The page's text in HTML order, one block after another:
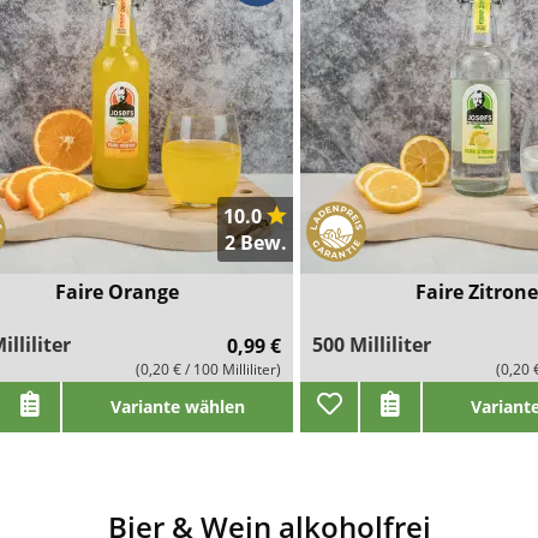
10.0
2 Bew.
Faire Orange
0,99 €
(0,20 € / 100 Milliliter)
Variante wählen
Faire Zitrone
500 Milliliter
(0,20
Bier & Wein alkoholfrei